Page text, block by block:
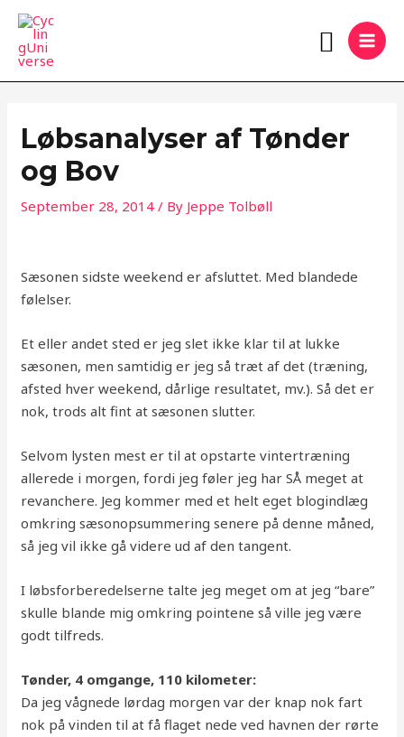
Skip
content
Search
Løbsanalyser af Tønder
og Bov
September 28, 2014/ By Jeppe Tolbøll
Sæsonen sidste weekend er afsluttet. Med blandede
følelser.
Et eller andet sted er jeg slet ikke klar til at lukke
sæsonen, men samtidig er jeg så træt af det (træning,
afsted hver weekend, dårlige resultatet, mv.). Så det er
nok, trods alt fint at sæsonen slutter.
Selvom lysten mest er til at opstarte vintertræning
allerede i morgen, fordi jeg føler jeg har SÅ meget at
revanchere. Jeg kommer med et helt eget blogindlæg
omkring sæsonopsummering senere på denne måned,
så jeg vil ikke gå videre ud af den tangent.
I løbsforberedelserne talte jeg meget om at jeg “bare”
skulle blande mig omkring pointene så ville jeg være
godt tilfreds.
Tønder, 4 omgange, 110 kilometer:
Da jeg vågnede lørdag morgen var der knap nok fart
nok på vinden til at få flaget nede ved havnen der rørte